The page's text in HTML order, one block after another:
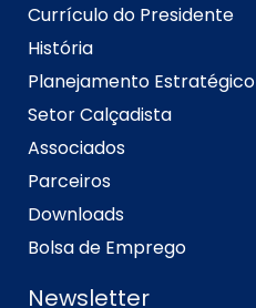
Currículo do Presidente
História
Planejamento Estratégico
Setor Calçadista
Associados
Parceiros
Downloads
Bolsa de Emprego
Newsletter